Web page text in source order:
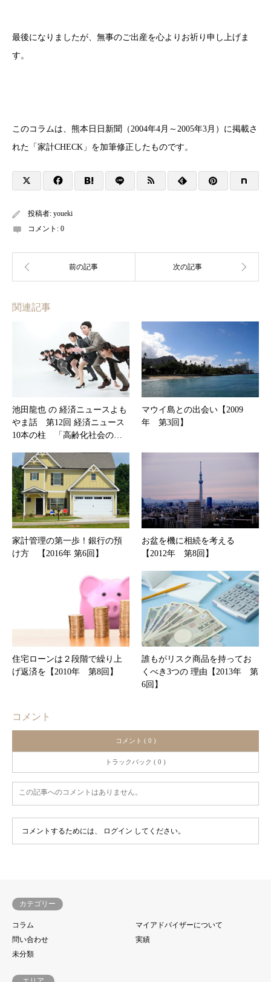
最後になりましたが、無事のご出産を心よりお祈り申し上げま
す。
このコラムは、熊本日日新聞（2004年4月～2005年3月）に掲載さ
れた「家計CHECK」を加筆修正したものです。
投稿者: youeki
コメント: 0
関連記事
池田龍也 の 経済ニュースよも
やま話 第12回 経済ニュース
10本の柱 「高齢化社会の…
マウイ島との出会い【2009
年 第3回】
家計管理の第一歩！銀行の預
け方 【2016年 第6回】
お盆を機に相続を考える
【2012年 第8回】
住宅ローンは２段階で繰り上
げ返済を【2010年 第8回】
誰もがリスク商品を持ってお
くべき3つの 理由【2013年 第
6回】
コメント
コメント ( 0 )
トラックバック ( 0 )
この記事へのコメントはありません。
コメントするためには、 ログイン してください。
カテゴリー
コラム
マイアドバイザーについて
問い合わせ
実績
未分類